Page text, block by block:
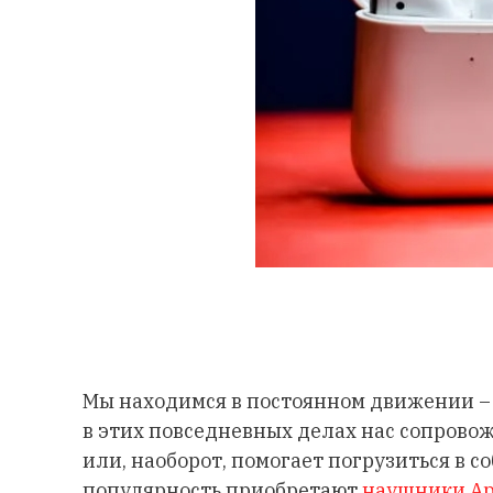
Мы находимся в постоянном движении
в этих повседневных делах нас
или, наоборот, помогает погрузиться в